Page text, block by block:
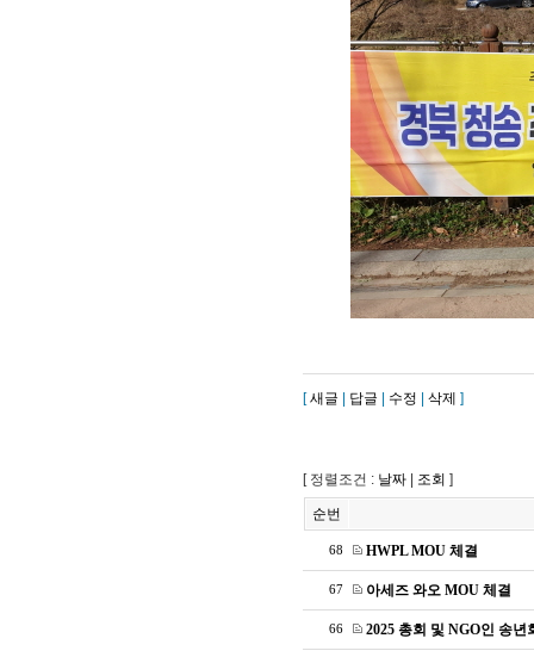
[새글 답글 수정 삭제 ]
[ 정렬조건 : 날짜 조회 ]
순번
68 HWPL MOU 체결
67 아세즈 와오 MOU 체결
66 2025 총회 및 NGO인 송년